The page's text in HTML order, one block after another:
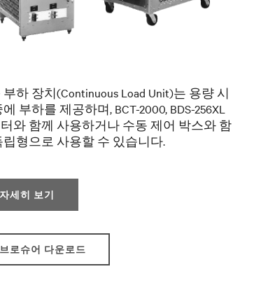
하 장치(Continuous Load Unit)는 용량 시
부하를 제공하며, BCT-2000, BDS-256XL
와 함께 사용하거나 수동 제어 박스와 함
립형으로 사용할 수 있습니다.
자세히 보기
브로슈어 다운로드